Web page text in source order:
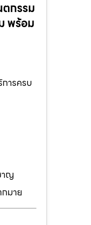
กรรม
พร้อม
ารครบ
าญ
มาย